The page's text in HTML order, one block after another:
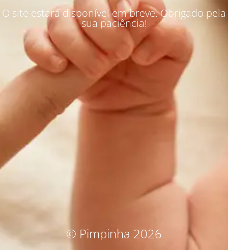
O site estará disponível em breve. Obrigado pela
sua paciência!
© Pimpinha 2026